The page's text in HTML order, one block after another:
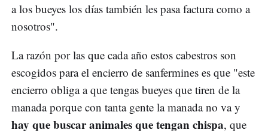
a los bueyes los días también les pasa factura como a
nosotros".
La razón por las que cada año estos cabestros son
escogidos para el encierro de sanfermines es que "este
encierro obliga a que tengas bueyes que tiren de la
manada porque con tanta gente la manada no va y
hay que buscar animales que tengan chispa, que